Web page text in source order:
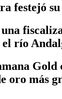
festejó
río
Gold
oro más